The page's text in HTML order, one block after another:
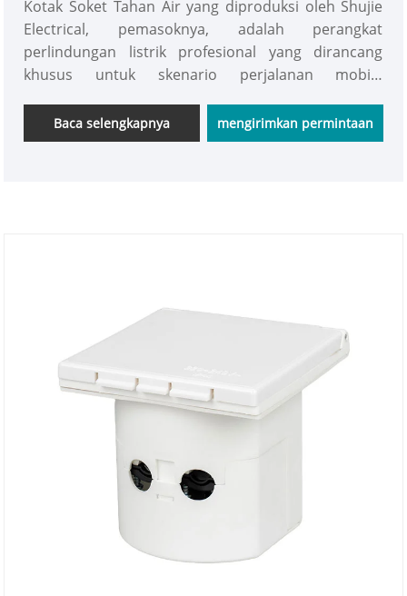
Kotak Soket Tahan Air yang diproduksi oleh Shujie
Electrical, pemasoknya, adalah perangkat
perlindungan listrik profesional yang dirancang
khusus untuk skenario perjalanan mobile
tuntutan inti: keamanan listrik luar ruangan dan
kompatibilitas ruang. Ini bukan perpanjangan
Baca selengkapnya mengirimkan permintaan